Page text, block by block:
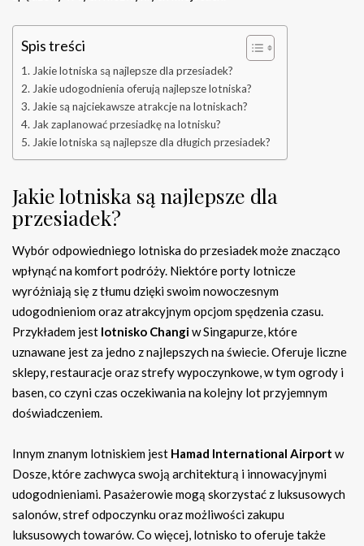
Spis treści
Jakie lotniska są najlepsze dla przesiadek?
Jakie udogodnienia oferują najlepsze lotniska?
Jakie są najciekawsze atrakcje na lotniskach?
Jak zaplanować przesiadkę na lotnisku?
Jakie lotniska są najlepsze dla długich przesiadek?
Jakie lotniska są najlepsze dla
przesiadek?
Wybór odpowiedniego lotniska do przesiadek może znacząco
wpłynąć na komfort podróży. Niektóre porty lotnicze
wyróżniają się z tłumu dzięki swoim nowoczesnym
udogodnieniom oraz atrakcyjnym opcjom spędzenia czasu.
Przykładem jest lotnisko Changiw Singapurze, które
uznawane jest za jedno z najlepszych na świecie. Oferuje liczne
sklepy, restauracje oraz strefy wypoczynkowe, w tym ogrody i
basen, co czyni czas oczekiwania na kolejny lot przyjemnym
doświadczeniem.
Innym znanym lotniskiem jest Hamad International Airport w
Dosze, które zachwyca swoją architekturą i innowacyjnymi
udogodnieniami. Pasażerowie mogą skorzystać z luksusowych
salonów, stref odpoczynku oraz możliwości zakupu
luksusowych towarów. Co więcej, lotnisko to oferuje także